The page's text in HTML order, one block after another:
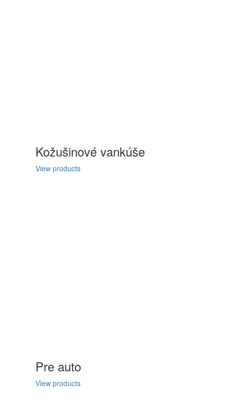
Kožušinové vankúše
View products
Pre auto
View products